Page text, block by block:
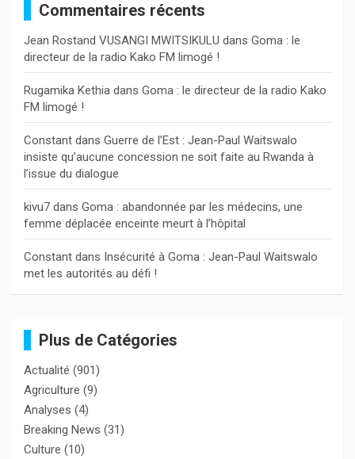
c
h
e
r
Commentaires récents
Jean Rostand VUSANGI MWITSIKULU dans Goma : le
directeur de la radio Kako FM limogé !
Rugamika Kethia dans Goma : le directeur de la radio Kako
FM limogé !
Constant dans Guerre de l’Est : Jean-Paul Waitswalo
insiste qu’aucune concession ne soit faite au Rwanda à
l’issue du dialogue
kivu7 dans Goma : abandonnée par les médecins, une
femme déplacée enceinte meurt à l’hôpital
Constant dans Insécurité à Goma : Jean-Paul Waitswalo
met les autorités au défi !
Plus de Catégories
Actualité (901)
Agriculture (9)
Analyses (4)
Breaking News (31)
Culture (10)